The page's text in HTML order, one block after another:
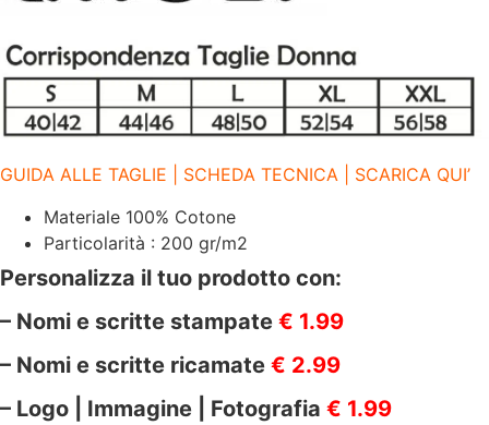
FUCSIA
78
quantità
GUIDA ALLE TAGLIE | SCHEDA TECNICA | SCARICA QUI’
Materiale 100% Cotone
Particolarità : 200 gr/m2
Personalizza il tuo prodotto con:
– Nomi e scritte stampate € 1.99
– Nomi e scritte ricamate € 2.99
– Logo | Immagine | Fotografia € 1.99